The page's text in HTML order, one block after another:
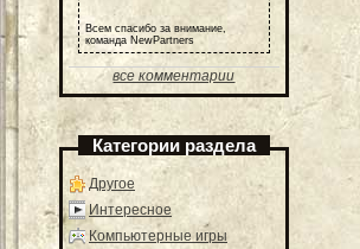
Всем спасибо за внимание,
команда NewPartners
все комментарии
Категории раздела
Другое
Интересное
Компьютерные игры